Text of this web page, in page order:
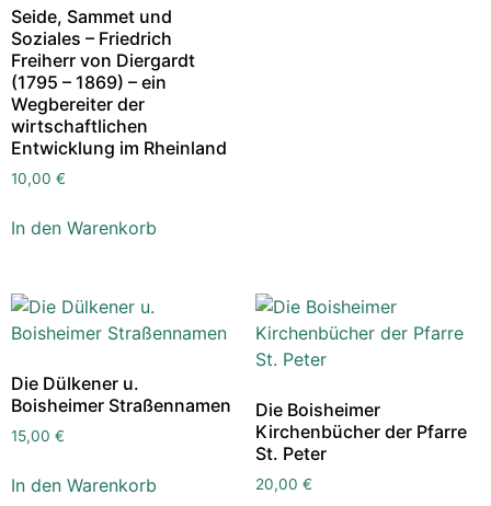
Seide, Sammet und
Soziales – Friedrich
Freiherr von Diergardt
(1795 – 1869) – ein
Wegbereiter der
wirtschaftlichen
Entwicklung im Rheinland
10,00 €
In den Warenkorb
Die Dülkener u.
Boisheimer Straßennamen
15,00 €
In den Warenkorb
Die Boisheimer
Kirchenbücher der Pfarre
St. Peter
20,00 €